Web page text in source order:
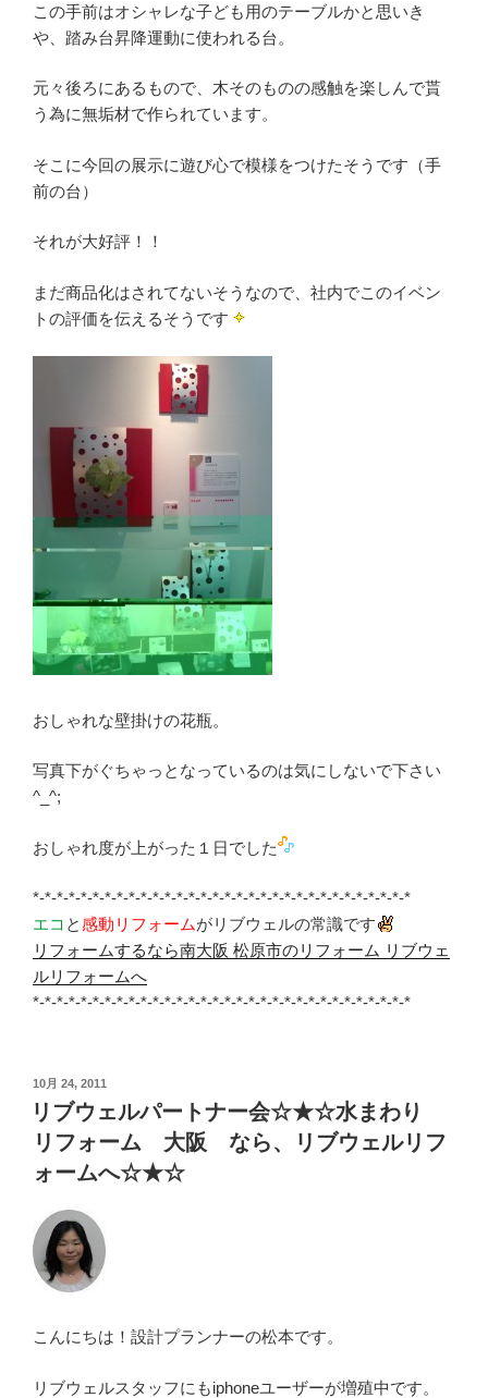
この手前はオシャレな子ども用のテーブルかと思いき
や、踏み台昇降運動に使われる台。
元々後ろにあるもので、木そのものの感触を楽しんで貰
う為に無垢材で作られています。
そこに今回の展示に遊び心で模様をつけたそうです（手
前の台）
それが大好評！！
まだ商品化はされてないそうなので、社内でこのイベン
トの評価を伝えるそうです
おしゃれな壁掛けの花瓶。
写真下がぐちゃっとなっているのは気にしないで下さい
^_^;
おしゃれ度が上がった１日でした
*-*-*-*-*-*-*-*-*-*-*-*-*-*-*-*-*-*-*-*-*-*-*-*-*-*-*-*-*-*-*-*
エコ と感動リフォームがリブウェルの常識です
リフォームするなら南大阪 松原市のリフォーム リブウェ
ルリフォームへ
*-*-*-*-*-*-*-*-*-*-*-*-*-*-*-*-*-*-*-*-*-*-*-*-*-*-*-*-*-*-*-*
投
稿
日:
10月 24, 2011
リブウェルパートナー会☆★☆水まわり
リフォーム 大阪 なら、リブウェルリフ
ォームへ☆★☆
こんにちは！設計プランナーの松本です。
リブウェルスタッフにもiphoneユーザーが増殖中です。